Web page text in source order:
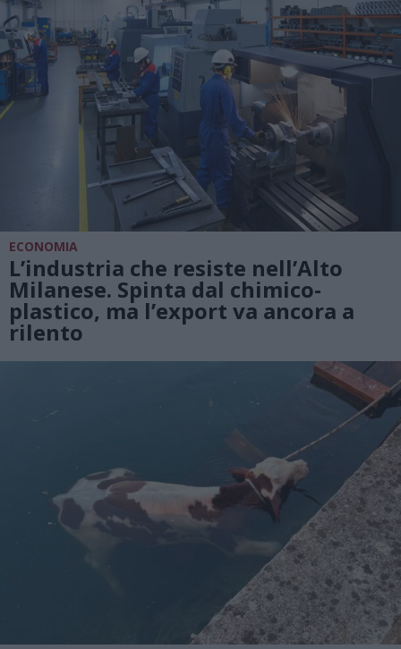
ECONOMIA
L’industria che resiste nell’Alto
Milanese. Spinta dal chimico-
plastico, ma l’export va ancora a
rilento